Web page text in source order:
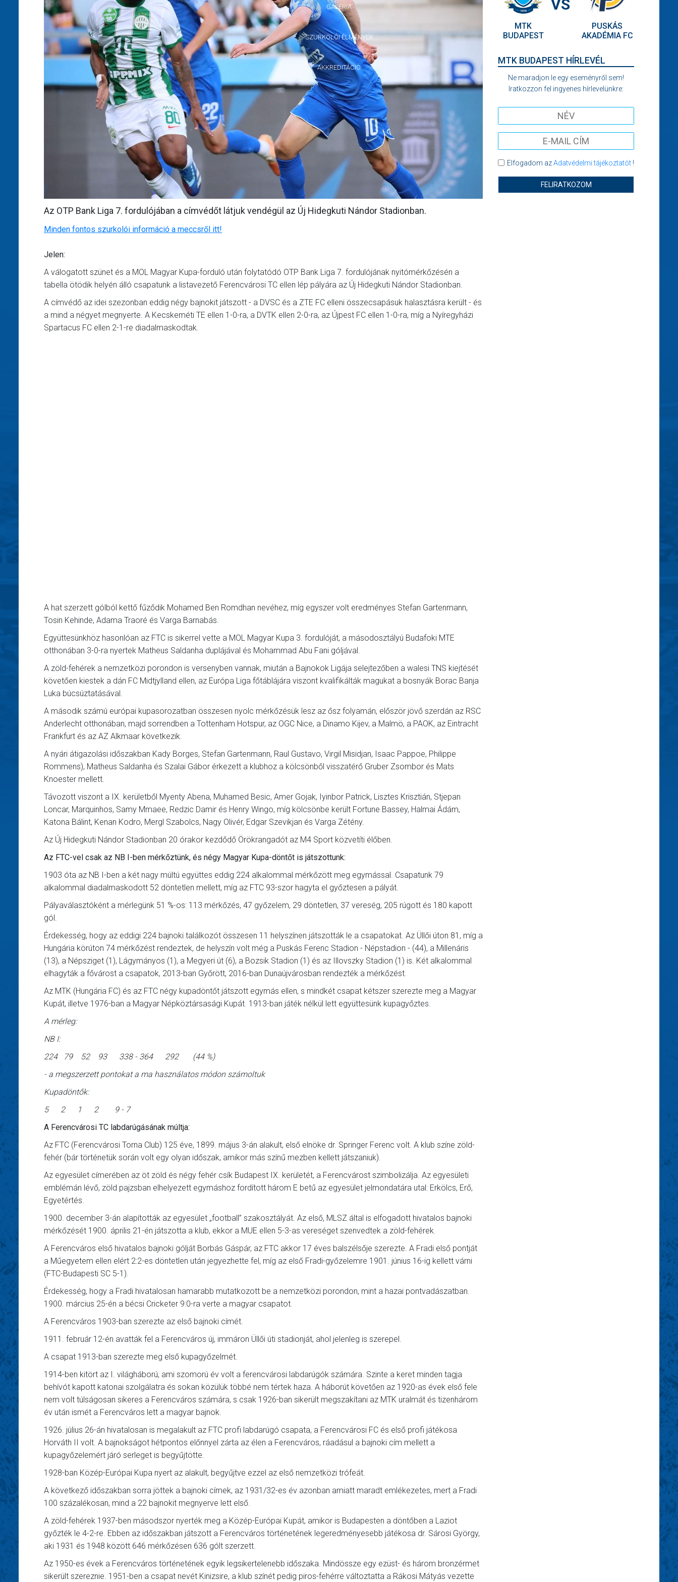
GALÉRIA
SZURKOLÓI ÉLMÉNYEK
AKKREDITÁCIÓ
Az OTP Bank Liga 7. fordulójában a címvédőt látjuk vendégül az Új Hidegkuti Nándor Stadionban.
Minden fontos szurkolói információ a meccsről itt!
Jelen:
A válogatott szünet és a MOL Magyar Kupa-forduló után folytatódó OTP Bank Liga 7. fordulójának nyitómérkőzésén a
tabella ötödik helyén álló csapatunk a listavezető Ferencvárosi TC ellen lép pályára az Új Hidegkuti Nándor Stadionban.
A címvédő az idei szezonban eddig négy bajnokit játszott - a DVSC és a ZTE FC elleni összecsapásuk halasztásra került - és
a mind a négyet megnyerte. A Kecskeméti TE ellen 1-0-ra, a DVTK ellen 2-0-ra, az Újpest FC ellen 1-0-ra, míg a Nyíregyházi
Spartacus FC ellen 2-1-re diadalmaskodtak.
A hat szerzett gólból kettő fűződik Mohamed Ben Romdhan nevéhez, míg egyszer volt eredményes Stefan Gartenmann,
Tosin Kehinde, Adama Traoré és Varga Barnabás.
Együttesünkhöz hasonlóan az FTC is sikerrel vette a MOL Magyar Kupa 3. fordulóját, a másodosztályú Budafoki MTE
otthonában 3-0-ra nyertek Matheus Saldanha duplájával és Mohammad Abu Fani góljával.
A zöld-fehérek a nemzetközi porondon is versenyben vannak, miután a Bajnokok Ligája selejtezőben a walesi TNS kiejtését
követően kiestek a dán FC Midtjylland ellen, az Európa Liga főtáblájára viszont kvalifikálták magukat a bosnyák Borac Banja
Luka búcsúztatásával.
A második számú európai kupasorozatban összesen nyolc mérkőzésük lesz az ősz folyamán, először jövő szerdán az RSC
Anderlecht otthonában, majd sorrendben a Tottenham Hotspur, az OGC Nice, a Dinamo Kijev, a Malmö, a PAOK, az Eintracht
Frankfurt és az AZ Alkmaar következik.
A nyári átigazolási időszakban Kady Borges, Stefan Gartenmann, Raul Gustavo, Virgil Misidjan, Isaac Pappoe, Philippe
Rommens), Matheus Saldanha és Szalai Gábor érkezett a klubhoz a kölcsönből visszatérő Gruber Zsombor és Mats
Knoester mellett.
Távozott viszont a IX. kerületből Myenty Abena, Muhamed Besic, Amer Gojak, Iyinbor Patrick, Lisztes Krisztián, Stjepan
Loncar, Marquinhos, Samy Mmaee, Redzic Damir és Henry Wingo, míg kölcsönbe került Fortune Bassey, Halmai Ádám,
Katona Bálint, Kenan Kodro, Mergl Szabolcs, Nagy Olivér, Edgar Szevikjan és Varga Zétény.
Az Új Hidegkuti Nándor Stadionban 20 órakor kezdődő Örökrangadót az M4 Sport közvetíti élőben.
Az FTC-vel csak az NB I-ben mérkőztünk, és négy Magyar Kupa-döntőt is játszottunk:
1903 óta az NB I-ben a két nagy múltú együttes eddig 224 alkalommal mérkőzött meg egymással. Csapatunk 79
alkalommal diadalmaskodott 52 döntetlen mellett, míg az FTC 93-szor hagyta el győztesen a pályát.
Pályaválasztóként a mérlegünk 51 %-os: 113 mérkőzés, 47 győzelem, 29 döntetlen, 37 vereség, 205 rúgott és 180 kapott
gól.
Érdekesség, hogy az eddigi 224 bajnoki találkozót összesen 11 helyszínen játszották le a csapatokat. Az Üllői úton 81, míg a
Hungária körúton 74 mérkőzést rendeztek, de helyszín volt még a Puskás Ferenc Stadion - Népstadion - (44), a Millenáris
(13), a Népsziget (1), Lágymányos (1), a Megyeri út (6), a Bozsik Stadion (1) és az Illovszky Stadion (1) is. Két alkalommal
elhagyták a fővárost a csapatok, 2013-ban Győrött, 2016-ban Dunaújvárosban rendezték a mérkőzést.
Az MTK (Hungária FC) és az FTC négy kupadöntőt játszott egymás ellen, s mindkét csapat kétszer szerezte meg a Magyar
Kupát, illetve 1976-ban a Magyar Népköztársasági Kupát. 1913-ban játék nélkül lett együttesünk kupagyőztes.
A mérleg:
NB I:
224 79 52 93 338 - 364 292 (44 %)
- a megszerzett pontokat a ma használatos módon számoltuk
Kupadöntők:
5 2 1 2 9 - 7
A Ferencvárosi TC labdarúgásának múltja:
Az FTC (Ferencvárosi Torna Club) 125 éve, 1899. május 3-án alakult, első elnöke dr. Springer Ferenc volt. A klub színe zöld-
fehér (bár történetük során volt egy olyan időszak, amikor más színű mezben kellett játszaniuk).
Az egyesület címerében az öt zöld és négy fehér csík Budapest IX. kerületét, a Ferencvárost szimbolizálja. Az egyesületi
emblémán lévő, zöld pajzsban elhelyezett egymáshoz fordított három E betű az egyesület jelmondatára utal: Erkölcs, Erő,
Egyetértés.
1900. december 3-án alapították az egyesület „football” szakosztályát. Az első, MLSZ által is elfogadott hivatalos bajnoki
mérkőzését 1900. április 21-én játszotta a klub, ekkor a MUE ellen 5-3-as vereséget szenvedtek a zöld-fehérek.
A Ferencváros első hivatalos bajnoki gólját Borbás Gáspár, az FTC akkor 17 éves balszélsője szerezte. A Fradi első pontját
a Műegyetem ellen elért 2:2-es döntetlen után jegyezhette fel, míg az első Fradi-győzelemre 1901. június 16-ig kellett várni
(FTC-Budapesti SC 5-1).
Érdekesség, hogy a Fradi hivatalosan hamarabb mutatkozott be a nemzetközi porondon, mint a hazai pontvadászatban.
1900. március 25-én a bécsi Cricketer 9:0-ra verte a magyar csapatot.
A Ferencváros 1903-ban szerezte az első bajnoki címét.
1911. február 12-én avatták fel a Ferencváros új, immáron Üllői úti stadionját, ahol jelenleg is szerepel.
A csapat 1913-ban szerezte meg első kupagyőzelmét.
1914-ben kitört az I. világháború, ami szomorú év volt a ferencvárosi labdarúgók számára. Szinte a keret minden tagja
behívót kapott katonai szolgálatra és sokan közülük többé nem tértek haza. A háborút követően az 1920-as évek első fele
nem volt túlságosan sikeres a Ferencváros számára, s csak 1926-ban sikerült megszakítani az MTK uralmát és tizenhárom
év után ismét a Ferencváros lett a magyar bajnok.
1926. július 26-án hivatalosan is megalakult az FTC profi labdarúgó csapata, a Ferencvárosi FC és első profi játékosa
Horváth II volt. A bajnokságot hétpontos előnnyel zárta az élen a Ferencváros, ráadásul a bajnoki cím mellett a
kupagyőzelemért járó serleget is begyűjtötte.
1928-ban Közép-Európai Kupa nyert az alakult, begyűjtve ezzel az első nemzetközi trófeát.
A következő időszakban sorra jöttek a bajnoki címek, az 1931/32-es év azonban amiatt maradt emlékezetes, mert a Fradi
100 százalékosan, mind a 22 bajnokit megnyerve lett első.
A zöld-fehérek 1937-ben másodszor nyerték meg a Közép-Európai Kupát, amikor is Budapesten a döntőben a Laziot
győzték le 4-2-re. Ebben az időszakban játszott a Ferencváros történetének legeredményesebb játékosa dr. Sárosi György,
aki 1931 és 1948 között 646 mérkőzésen 636 gólt szerzett.
Az 1950-es évek a Ferencváros történetének egyik legsikertelenebb időszaka. Mindössze egy ezüst- és három bronzérmet
sikerült szereznie. 1951-ben a csapat nevét Kinizsire, a klub színét pedig piros-fehérre változtatta a Rákosi Mátyás vezette
MTK
BUDAPEST
VS
PUSKÁS
AKADÉMIA FC
MTK BUDAPEST HÍRLEVÉL
Ne maradjon le egy eseményről sem!
Iratkozzon fel ingyenes hírlevelünkre:
Elfogadom azAdatvédelmi tájékoztatót!
FELIRATKOZOM